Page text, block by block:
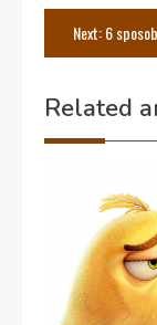
wpisu
Next:6
Related